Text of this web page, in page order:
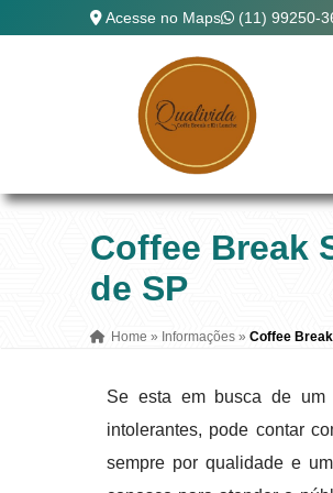
Acesse no Maps (11) 99250-
Coffee Break
de SP
Home » Informações »Coffee
Se esta em busca de um
intolerantes, pode contar
sempre por qualidade e